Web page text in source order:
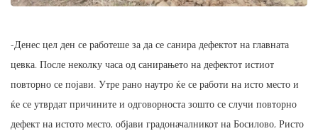
-Денес цел ден се работеше за да се санира дефектот на главната
цевка. После неколку часа од санирањето на дефектот истиот
повторно се појави. Утре рано наутро ќе се работи на исто место и
ќе се утврдат причините и одговорноста зошто се случи повторно
дефект на истото место, објави градоначалникот на Босилово, Ристо